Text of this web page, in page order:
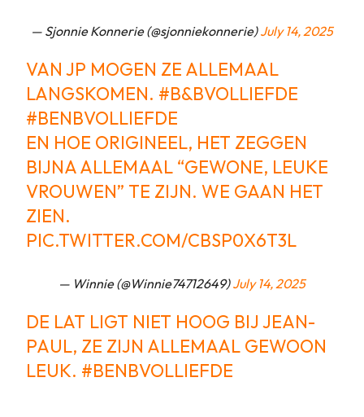
— Sjonnie Konnerie (@sjonniekonnerie)July 14, 2025
VAN JP MOGEN ZE ALLEMAAL
LANGSKOMEN. #B&BVOLLIEFDE
#BENBVOLLIEFDE
EN HOE ORIGINEEL, HET ZEGGEN
BIJNA ALLEMAAL “GEWONE, LEUKE
VROUWEN” TE ZIJN. WE GAAN HET
ZIEN.
PIC.TWITTER.COM/CBSP0X6T3L
— Winnie (@Winnie74712649)July 14, 2025
DE LAT LIGT NIET HOOG BIJ JEAN-
PAUL, ZE ZIJN ALLEMAAL GEWOON
LEUK. #BENBVOLLIEFDE